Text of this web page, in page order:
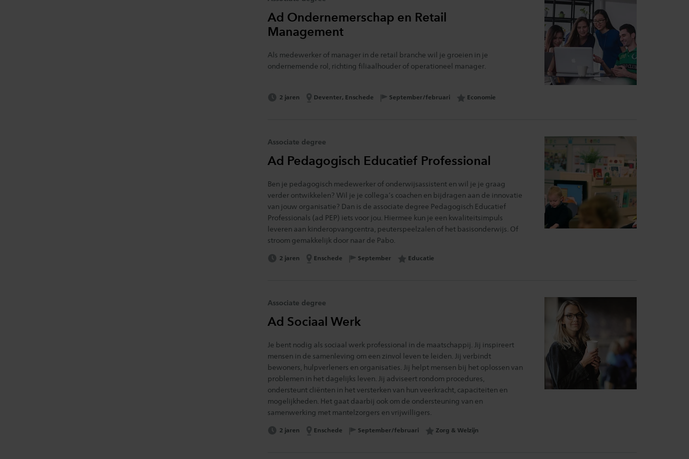
Ad Ondernemerschap en Retail
Management
Als medewerker of manager in de retail branche wil je groeien in je
ondernemende rol, richting filiaalhouder of operationeel manager.
Opleidingsduur:
2 jaren Locatie:
Deventer, Enschede Opleidingsstart:
September/februari Interessegebied:
Economie
Ad Pedagogisch Educatief Professional
Associate degree
Ben je pedagogisch medewerker of onderwijsassistent en wil je je graag
verder ontwikkelen? Wil je je collega’s coachen en bijdragen aan de innovatie
van jouw organisatie? Dan is de associate degree Pedagogisch Educatief
Professionals (ad PEP) iets voor jou. Hiermee kun je een kwaliteitsimpuls
leveren aan kinderopvangcentra, peuterspeelzalen of het basisonderwijs. Of
stroom gemakkelijk door naar de Pabo.
Opleidingsduur:
2 jaren Locatie:
Enschede Opleidingsstart:
September Interessegebied:
Educatie
Ad Sociaal Werk
Associate degree
Je bent nodig als sociaal werk professional in de maatschappij. Jij inspireert
mensen in de samenleving om een zinvol leven te leiden. Jij verbindt
bewoners, hulpverleners en organisaties. Jij helpt mensen bij het oplossen van
problemen in het dagelijks leven. Jij adviseert rondom procedures,
ondersteunt cliënten in het versterken van hun veerkracht, capaciteiten en
mogelijkheden. Het gaat daarbij ook om de ondersteuning van en
samenwerking met mantelzorgers en vrijwilligers.
Opleidingsduur:
2 jaren Locatie:
Enschede Opleidingsstart:
September/februari Interessegebied:
Zorg & Welzijn